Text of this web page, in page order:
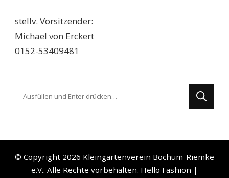
stellv. Vorsitzender:
Michael von Erckert
0152-53409481
© Copyright 2026 Kleingartenverein Bochum-Riemke
e.V.. Alle Rechte vorbehalten. Hello Fashion |